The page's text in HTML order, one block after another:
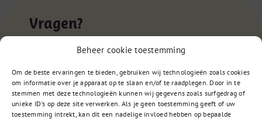
Beheer cookie toestemming
Om de beste ervaringen te bieden, gebruiken wij technologieën zoals cookies
om informatie over je apparaat op te slaan en/of te raadplegen. Door in te
stemmen met deze technologieën kunnen wij gegevens zoals surfgedrag of
unieke ID's op deze site verwerken. Als je geen toestemming geeft of uw
toestemming intrekt, kan dit een nadelige invloed hebben op bepaalde
Vragen?
085 – 02 98 705
Op werkdagen bereikbaar
van 9:00u tot 17:00u